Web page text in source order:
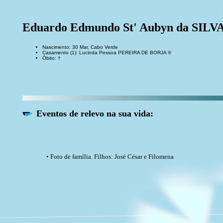
Eduardo Edmundo St' Aubyn da
Nascimento: 30 Mar, Cabo Verde
Casamento (1): Lucinda Pessoa PEREIRA DE BORJA ®
Óbito: †
Eventos de relevo na sua vida:
• Foto de família. Filhos: José César e Filomena